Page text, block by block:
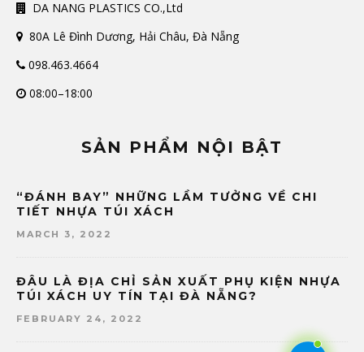
DA NANG PLASTICS CO.,Ltd
80A Lê Đình Dương, Hải Châu, Đà Nẵng
098.463.4664
08:00–18:00
SẢN PHẨM NỘI BẬT
“ĐÁNH BAY” NHỮNG LẦM TƯỞNG VỀ CHI
TIẾT NHỰA TÚI XÁCH
MARCH 3, 2022
ĐÂU LÀ ĐỊA CHỈ SẢN XUẤT PHỤ KIỆN NHỰA
TÚI XÁCH UY TÍN TẠI ĐÀ NẴNG?
FEBRUARY 24, 2022